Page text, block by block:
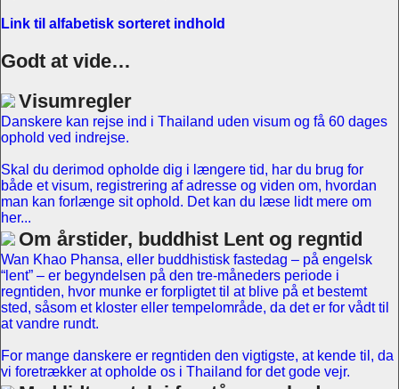
Link til alfabetisk sorteret indhold
Godt at vide…
Visumregler
Danskere kan rejse ind i Thailand uden visum og få 60 dages
ophold ved indrejse.
Skal du derimod opholde dig i længere tid, har du brug for
både et visum, registrering af adresse og viden om, hvordan
man kan forlænge sit ophold. Det kan du læse lidt mere om
her...
Om årstider, buddhist Lent og regntid
Wan Khao Phansa, eller buddhistisk fastedag – på engelsk
lent – er begyndelsen på den tre-måneders periode i
regntiden, hvor munke er forpligtet til at blive på et bestemt
sted, såsom et kloster eller tempelområde, da det er for vådt til
at vandre rundt.
For mange danskere er regntiden den vigtigste, at kende til, da
vi foretrækker at opholde os i Thailand for det gode vejr.